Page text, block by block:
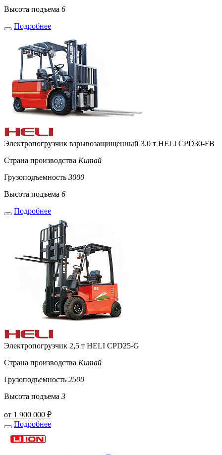
Высота подъема 6
Подробнее
Электропогрузчик взрывозащищенный 3.0 т HELI CPD30-FB
Страна производства Китай
Грузоподъемность 3000
Высота подъема 6
Подробнее
Электропогрузчик 2,5 т HELI CPD25-G
Страна производства Китай
Грузоподъемность 2500
Высота подъема 3
от 1 900 000 ₽
Подробнее